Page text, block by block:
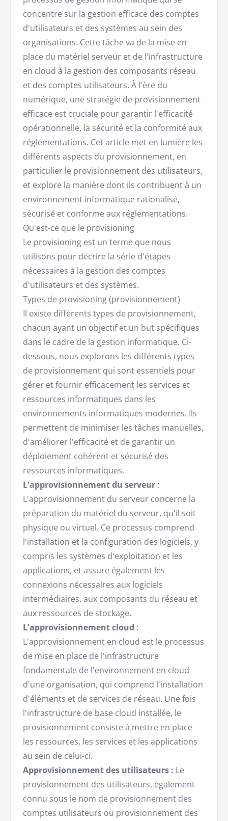
concentre sur la gestion efficace des comptes
d'utilisateurs et des systèmes au sein des
organisations. Cette tâche va de la mise en
place du matériel serveur et de l'infrastructure
en cloud à la gestion des composants réseau
et des comptes utilisateurs. À l'ère du
numérique, une stratégie de provisionnement
efficace est cruciale pour garantir l'efficacité
opérationnelle, la sécurité et la conformité aux
réglementations. Cet article met en lumière les
différents aspects du provisionnement, en
particulier le provisionnement des utilisateurs,
et explore la manière dont ils contribuent à un
environnement informatique rationalisé,
sécurisé et conforme aux réglementations.
Qu'est-ce que le provisioning
Le provisioning est un terme que nous
utilisons pour décrire la série d'étapes
nécessaires à la gestion des comptes
d'utilisateurs et des systèmes.
Types de provisioning (provisionnement)
Il existe différents types de provisionnement,
chacun ayant un objectif et un but spécifiques
dans le cadre de la gestion informatique. Ci-
dessous, nous explorons les différents types
de provisionnement qui sont essentiels pour
gérer et fournir efficacement les services et
ressources informatiques dans les
environnements informatiques modernes. Ils
permettent de minimiser les tâches manuelles,
d'améliorer l'efficacité et de garantir un
déploiement cohérent et sécurisé des
ressources informatiques.
L'approvisionnement du serveur :
L'approvisionnement du serveur concerne la
préparation du matériel du serveur, qu'il soit
physique ou virtuel. Ce processus comprend
l'installation et la configuration des logiciels, y
compris les systèmes d'exploitation et les
applications, et assure également les
connexions nécessaires aux logiciels
intermédiaires, aux composants du réseau et
aux ressources de stockage.
L'approvisionnement cloud :
L'approvisionnement en cloud est le processus
de mise en place de l'infrastructure
fondamentale de l'environnement en cloud
d'une organisation, qui comprend l'installation
d'éléments et de services de réseau. Une fois
l'infrastructure de base cloud installée, le
provisionnement consiste à mettre en place
les ressources, les services et les applications
au sein de celui-ci.
Approvisionnement des utilisateurs : Le
provisionnement des utilisateurs, également
connu sous le nom de provisionnement des
comptes utilisateurs ou provisionnement des